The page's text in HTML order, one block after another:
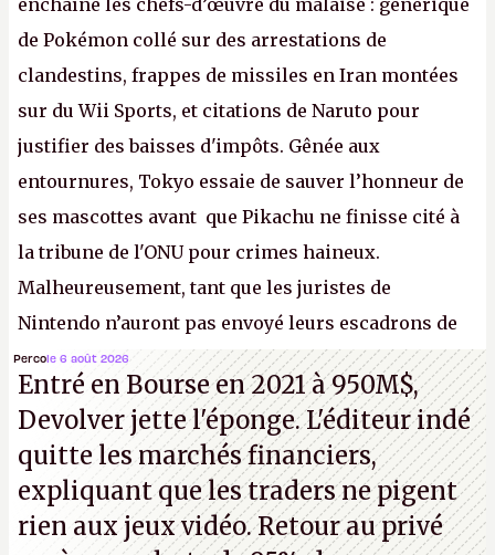
enchaîne les chefs-d’œuvre du malaise : générique
de Pokémon collé sur des arrestations de
clandestins, frappes de missiles en Iran montées
sur du Wii Sports, et citations de Naruto pour
justifier des baisses d'impôts. Gênée aux
entournures, Tokyo essaie de sauver l’honneur de
ses mascottes avant que Pikachu ne finisse cité à
la tribune de l'ONU pour crimes haineux.
Malheureusement, tant que les juristes de
Nintendo n’auront pas envoyé leurs escadrons de
la mort judiciaires pour distribuer du copyright
strike à tour de bras, l'Oncle Sam continuera
d'étaler sa confiture intellectuelle sur vos
souvenirs d'enfance.P.
Percole 6 août 2026
Entré en Bourse en 2021 à 950M$,
Devolver jette l'éponge. L'éditeur indé
quitte les marchés financiers,
expliquant que les traders ne pigent
rien aux jeux vidéo. Retour au privé